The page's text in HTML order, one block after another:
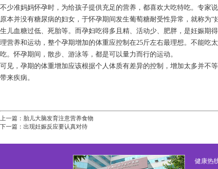
不少准妈妈怀孕时，为给孩子提供充足的营养，都喜欢大吃特吃。专家
原本并没有糖尿病的妇女，于怀孕期间发生葡萄糖耐受性异常，就称为
生儿血糖过低、死胎等。而孕妇吃得多且精、活动少、肥胖，是妊娠期
理营养和运动，整个孕期增加的体重应控制在25斤左右最理想。不能吃
吃。怀孕期间，散步、游泳等，都是可以量力而行的运动。
可见，孕期的体重增加应该根据个人体质有差异的控制，增加太多并不
带来疾病。
上一篇： 胎儿大脑发育注意营养食物
下一篇： 出现妊娠反应要认真对待
健康热